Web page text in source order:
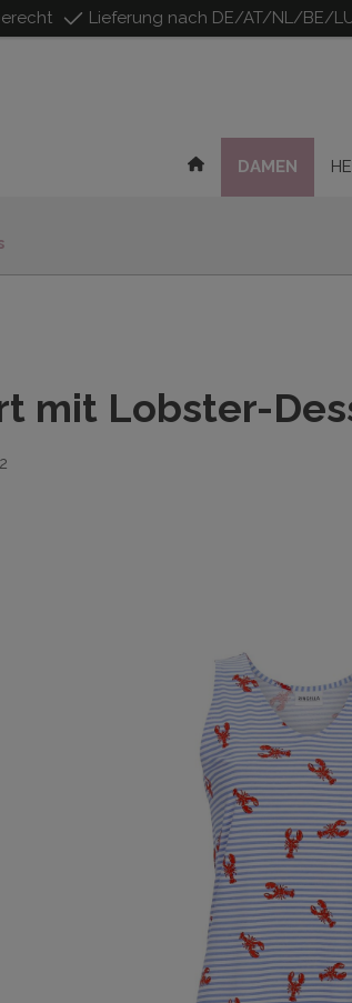
Lieferung nach DE/AT/NL/BE/
DAMEN
mit Lobster-